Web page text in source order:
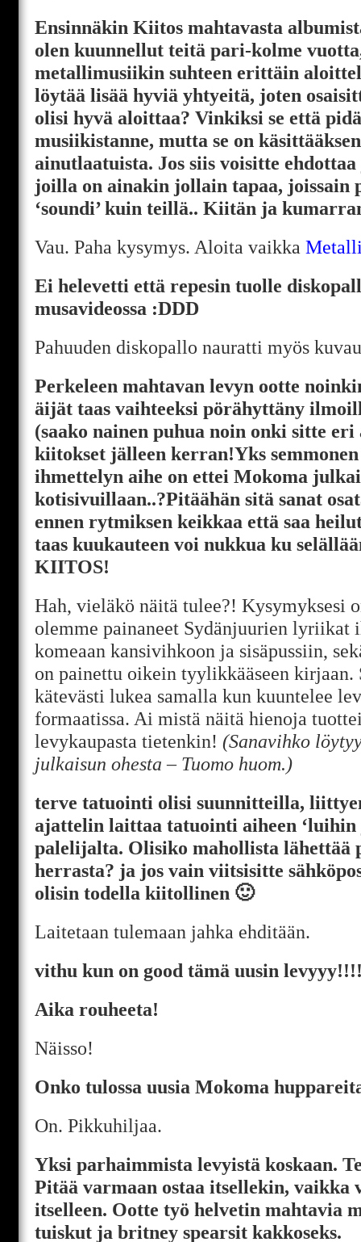
Ensinnäkin Kiitos mahtavasta
olen kuunnellut teitä pari-kolme
metallimusiikin suhteen erittäin
löytää lisää hyviä yhtyeitä, joten
olisi hyvä aloittaa? Vinkiksi se että
musiikistanne, mutta se on
ainutlaatuista. Jos siis voisitte
joilla on ainakin jollain tapaa, joissain
‘soundi’ kuin teillä.. Kiitän ja
Vau. Paha kysymys. Aloita vaikka
Ei helevetti että repesin tuolle
musavideossa :DDD
Pahuuden diskopallo nauratti myös
Perkeleen mahtavan levyn ootte
äijät taas vaihteeksi pörähyttäny
(saako nainen puhua noin onki sitte
kiitokset jälleen kerran!Yks
ihmettelyn aihe on ettei Mokoma
kotisivuillaan..?Pitäähän sitä sanat
ennen rytmiksen keikkaa että saa
taas kuukauteen voi nukkua ku
KIITOS!
Hah, vieläkö näitä tulee?! Kysymyksesi
olemme painaneet Sydänjuurien lyriikat
komeaan kansivihkoon ja sisäpussiin,
on painettu oikein tyylikkääseen
kätevästi lukea samalla kun kuuntelee
formaatissa. Ai mistä näitä hienoja
levykaupasta tietenkin! (Sanavihko
julkaisun ohesta – Tuomo huom.)
terve tatuointi olisi suunnitteilla,
ajattelin laittaa tatuointi aiheen
palelijalta. Olisiko mahollista lähettää
herrasta? ja jos vain viitsisitte
olisin todella kiitollinen 🙂
Laitetaan tulemaan jahka ehditään.
vithu kun on good tämä uusin
Aika rouheeta!
Näisso!
Onko tulossa uusia Mokoma
On. Pikkuhiljaa.
Yksi parhaimmista levyistä koskaan.
Pitää varmaan ostaa itsellekin, vaikka
itselleen. Ootte työ helvetin mahtavia
tuiskut ja britney spearsit kakkoseks.